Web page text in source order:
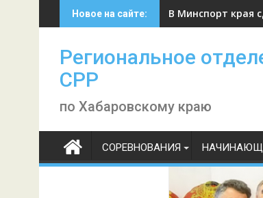
to
Новое на сайте: В Минспорт края
Региональное
СРР
по Хабаровскому краю
СОРЕВНОВАНИЯ